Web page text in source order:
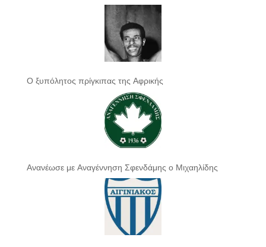
Ο ξυπόλητος πρίγκιπας της Αφρικής
Ανανέωσε με Αναγέννηση Σφενδάμης ο Μιχαηλίδης